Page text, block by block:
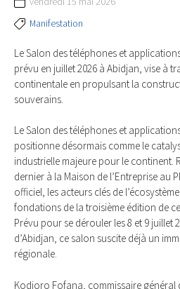
Manifestation
Le Salon des téléphones et applications
prévu en juillet 2026 à Abidjan, vise à
continentale en propulsant la
souverains.
Le Salon des téléphones et
positionne désormais comme le
industrielle majeure pour le continent.
dernier à la Maison de l’Entreprise au
officiel, les acteurs clés de
fondations de la troisième édition de
Prévu pour se dérouler les 8 et 9 juillet
d’Abidjan, ce salon suscite déjà un
régionale.
Kodioro Fofana, commissaire général